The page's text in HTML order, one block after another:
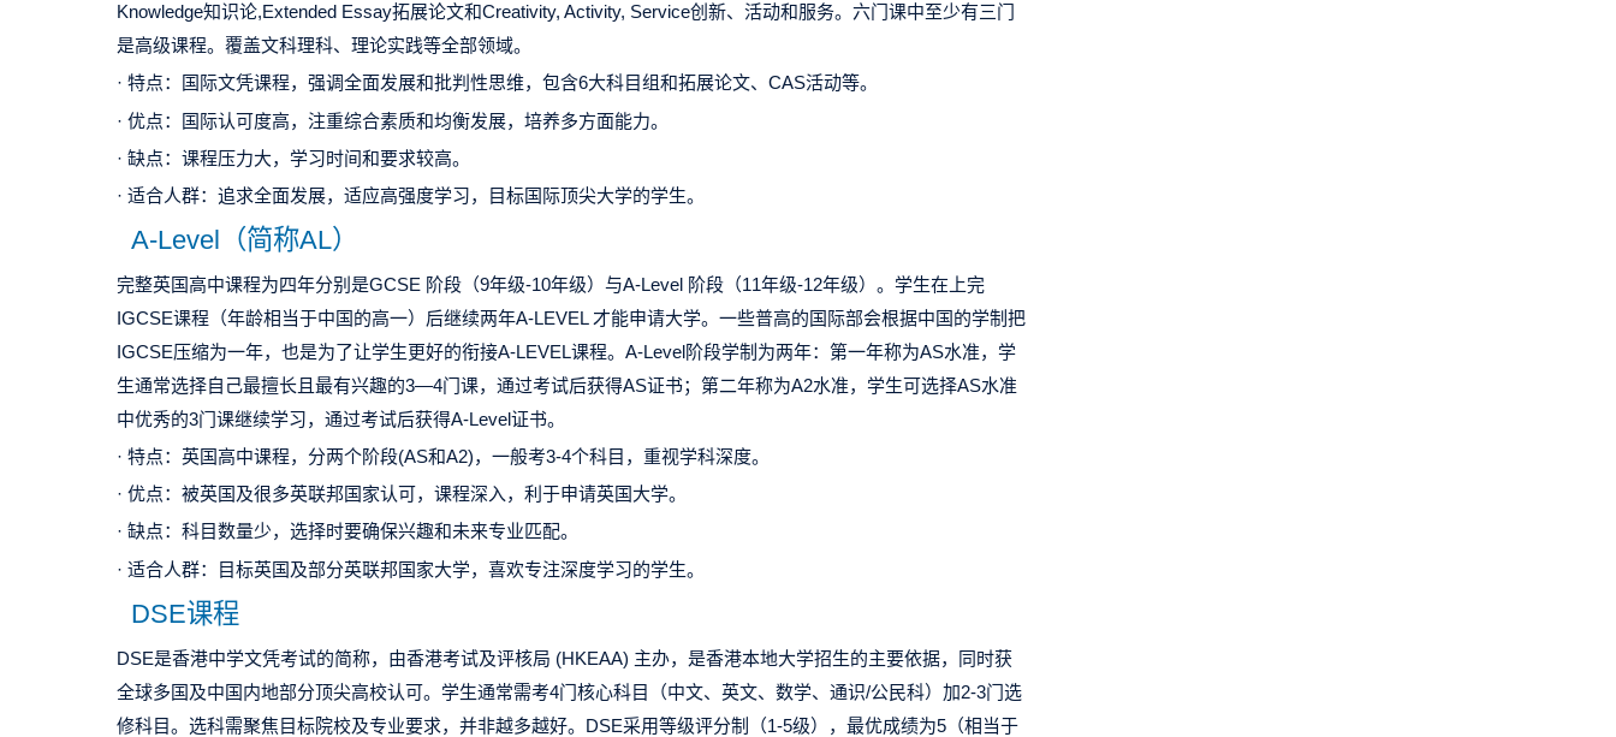
Knowledge知识论,Extended Essay拓展论文和Creativity, Activity, Service创新、活动和服务。六门课中至少有三门
是高级课程。覆盖文科理科、理论实践等全部领域。
· 特点：国际文凭课程，强调全面发展和批判性思维，包含6大科目组和拓展论文、CAS活动等。
· 优点：国际认可度高，注重综合素质和均衡发展，培养多方面能力。
· 缺点：课程压力大，学习时间和要求较高。
· 适合人群：追求全面发展，适应高强度学习，目标国际顶尖大学的学生。
A-Level（简称AL）
完整英国高中课程为四年分别是GCSE 阶段（9年级-10年级）与A-Level 阶段（11年级-12年级）。学生在上完
IGCSE课程（年龄相当于中国的高一）后继续两年A-LEVEL 才能申请大学。一些普高的国际部会根据中国的学制把
IGCSE压缩为一年，也是为了让学生更好的衔接A-LEVEL课程。A-Level阶段学制为两年：第一年称为AS水准，学
生通常选择自己最擅长且最有兴趣的3—4门课，通过考试后获得AS证书；第二年称为A2水准，学生可选择AS水准
中优秀的3门课继续学习，通过考试后获得A-Level证书。
· 特点：英国高中课程，分两个阶段(AS和A2)，一般考3-4个科目，重视学科深度。
· 优点：被英国及很多英联邦国家认可，课程深入，利于申请英国大学。
· 缺点：科目数量少，选择时要确保兴趣和未来专业匹配。
· 适合人群：目标英国及部分英联邦国家大学，喜欢专注深度学习的学生。
DSE课程
DSE是香港中学文凭考试的简称，由香港考试及评核局 (HKEAA) 主办，是香港本地大学招生的主要依据，同时获
全球多国及中国内地部分顶尖高校认可。学生通常需考4门核心科目（中文、英文、数学、通识/公民科）加2-3门选
修科目。选科需聚焦目标院校及专业要求，并非越多越好。DSE采用等级评分制（1-5级），最优成绩为5（相当于